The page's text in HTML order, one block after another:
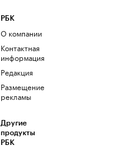
РБК
О компании
Контактная
информация
Редакция
Размещение
рекламы
Другие
продукты
РБК